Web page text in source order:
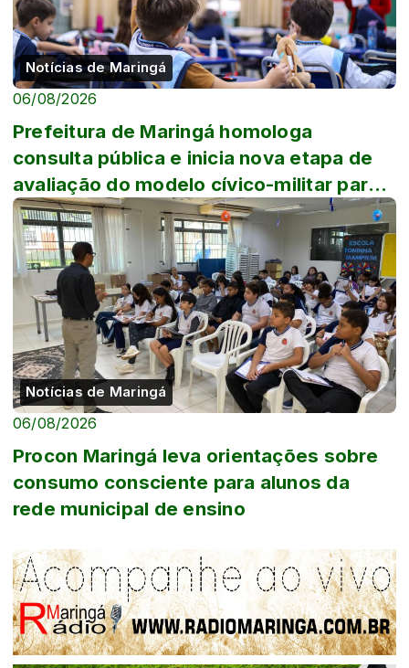
Notícias de Maringá
06/08/2026
Prefeitura de Maringá homologa
consulta pública e inicia nova etapa de
avaliação do modelo cívico-militar para
escola...
Notícias de Maringá
06/08/2026
Procon Maringá leva orientações sobre
consumo consciente para alunos da
rede municipal de ensino